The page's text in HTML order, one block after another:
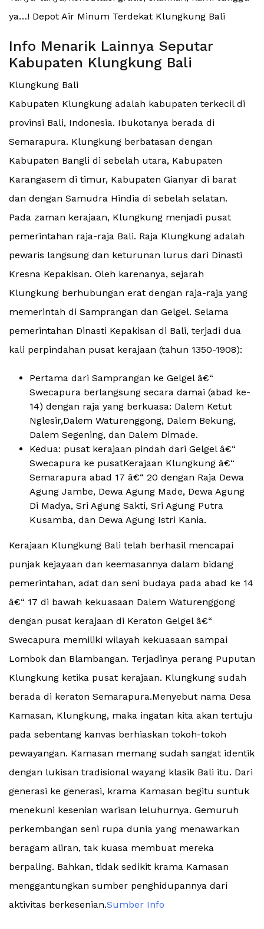
ya…! Depot Air Minum Terdekat Klungkung Bali
Info Menarik Lainnya Seputar
Kabupaten Klungkung Bali
Klungkung Bali
Kabupaten Klungkung adalah kabupaten terkecil di
provinsi Bali, Indonesia. Ibukotanya berada di
Semarapura. Klungkung berbatasan dengan
Kabupaten Bangli di sebelah utara, Kabupaten
Karangasem di timur, Kabupaten Gianyar di barat
dan dengan Samudra Hindia di sebelah selatan.
Pada zaman kerajaan, Klungkung menjadi pusat
pemerintahan raja-raja Bali. Raja Klungkung adalah
pewaris langsung dan keturunan lurus dari Dinasti
Kresna Kepakisan. Oleh karenanya, sejarah
Klungkung berhubungan erat dengan raja-raja yang
memerintah di Samprangan dan Gelgel. Selama
pemerintahan Dinasti Kepakisan di Bali, terjadi dua
kali perpindahan pusat kerajaan (tahun 1350-1908):
Pertama dari Samprangan ke Gelgel â€“
Swecapura berlangsung secara damai (abad ke-
14) dengan raja yang berkuasa: Dalem Ketut
Nglesir,Dalem Waturenggong, Dalem Bekung,
Dalem Segening, dan Dalem Dimade.
Kedua: pusat kerajaan pindah dari Gelgel â€“
Swecapura ke pusatKerajaan Klungkung â€“
Semarapura abad 17 â€“ 20 dengan Raja Dewa
Agung Jambe, Dewa Agung Made, Dewa Agung
Di Madya, Sri Agung Sakti, Sri Agung Putra
Kusamba, dan Dewa Agung Istri Kania.
Kerajaan Klungkung Bali telah berhasil mencapai
punjak kejayaan dan keemasannya dalam bidang
pemerintahan, adat dan seni budaya pada abad ke 14
â€“ 17 di bawah kekuasaan Dalem Waturenggong
dengan pusat kerajaan di Keraton Gelgel â€“
Swecapura memiliki wilayah kekuasaan sampai
Lombok dan Blambangan. Terjadinya perang Puputan
Klungkung ketika pusat kerajaan. Klungkung sudah
berada di keraton Semarapura.Menyebut nama Desa
Kamasan, Klungkung, maka ingatan kita akan tertuju
pada sebentang kanvas berhiaskan tokoh-tokoh
pewayangan. Kamasan memang sudah sangat identik
dengan lukisan tradisional wayang klasik Bali itu. Dari
generasi ke generasi, krama Kamasan begitu suntuk
menekuni kesenian warisan leluhurnya. Gemuruh
perkembangan seni rupa dunia yang menawarkan
beragam aliran, tak kuasa membuat mereka
berpaling. Bahkan, tidak sedikit krama Kamasan
menggantungkan sumber penghidupannya dari
aktivitas berkesenian.Sumber Info